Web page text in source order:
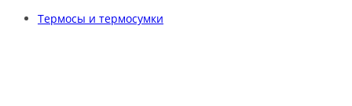
Термосы и термосумки